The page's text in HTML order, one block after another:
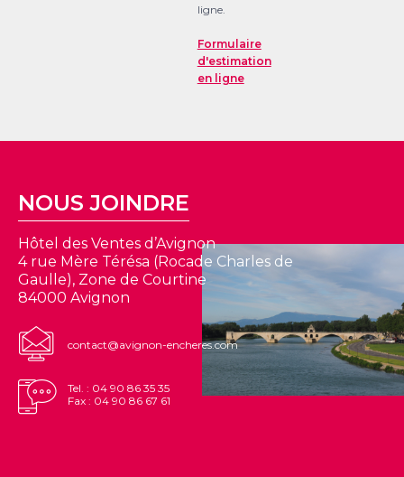
ligne.
Formulaire
d'estimation
en ligne
NOUS JOINDRE
Hôtel des Ventes d’Avignon
4 rue Mère Térésa (Rocade Charles de
Gaulle), Zone de Courtine
84000 Avignon
contact@avignon-encheres.com
Tel. : 04 90 86 35 35
Fax : 04 90 86 67 61